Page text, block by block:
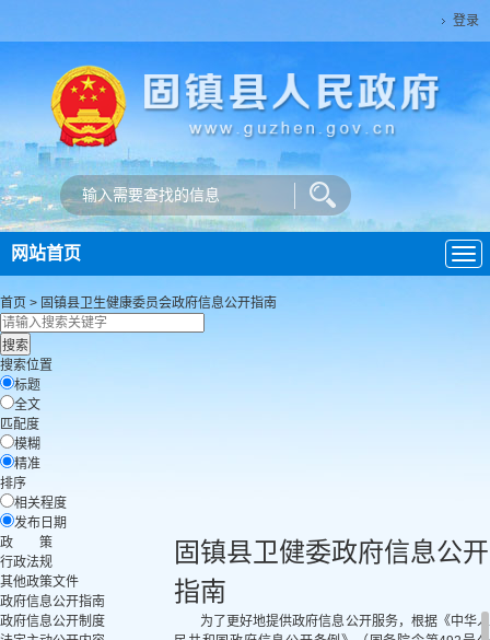
登录
导
航
网站首页
首页 > 固镇县卫生健康委员会政府信息公开指南
搜索位置
标题
全文
匹配度
模糊
精准
排序
相关程度
发布日期
政 策
行政法规
其他政策文件
政府信息公开指南
政府信息公开制度
固镇县卫健委政府信息公开
指南
为了更好地提供政府信息公开服务，根据《中华人